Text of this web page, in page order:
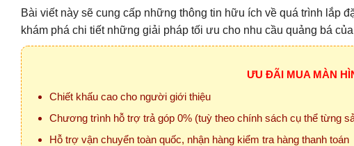
Bài viết này sẽ cung cấp những thông tin hữu ích về quá trình lắp
khám phá chi tiết những giải pháp tối ưu cho nhu cầu quảng bá
ƯU ĐÃI MUA MÀN
Chiết khấu cao cho người giới thiệu
Chương trình hỗ trợ trả góp 0% (tuỳ theo chính sách cụ thể từng
Hỗ trợ vận chuyển toàn quốc, nhận hàng kiểm tra hàng thanh toán